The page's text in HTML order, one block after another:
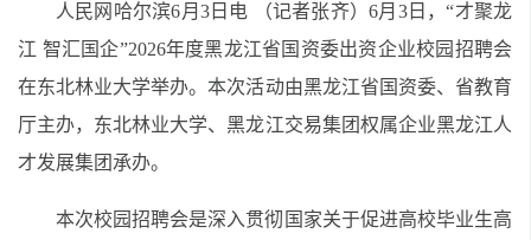
人民网哈尔滨6月3日电 （记者张齐）6月3日，“才聚龙
江 智汇国企”2026年度黑龙江省国资委出资企业校园招聘会
在东北林业大学举办。本次活动由黑龙江省国资委、省教育
厅主办，东北林业大学、黑龙江交易集团权属企业黑龙江人
才发展集团承办。
本次校园招聘会是深入贯彻国家关于促进高校毕业生高